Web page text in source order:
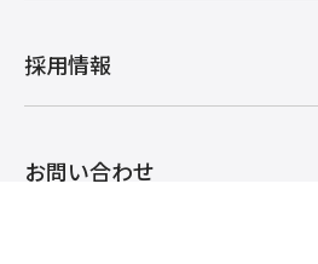
採用情報
お問い合わせ